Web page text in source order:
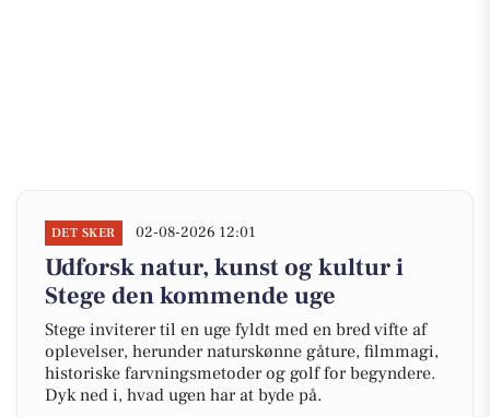
DET SKER 02-08-2026 12:01
Udforsk natur, kunst og kultur i
Stege den kommende uge
Stege inviterer til en uge fyldt med en bred vifte af
oplevelser, herunder naturskønne gåture, filmmagi,
historiske farvningsmetoder og golf for begyndere.
Dyk ned i, hvad ugen har at byde på.